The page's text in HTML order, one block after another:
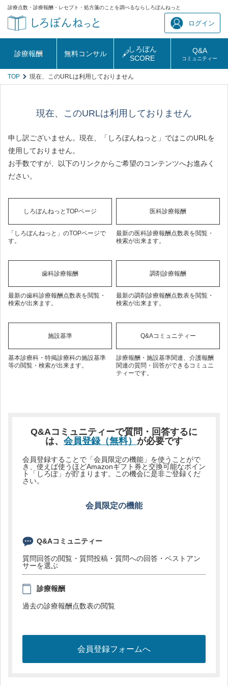
診療点数・診療報酬・レセプト・処方箋のことを調べるならしろぼんねっと
ログイン
診療報酬 無料コンサル
しろぼん
SCORE
Q&A
コミュニティー
TOP 現在、このURLは利用しておりません
現在、このURLは利用しておりません
申し訳ございません。現在、「しろぼんねっと」ではこのURLを
使用しておりません。
お手数ですが、以下のリンクからご希望のコンテンツへお進みく
ださい。
しろぼんねっとTOPページ
「しろぼんねっと」のTOPページで
す。
医科診療報酬
最新の医科診療報酬点数表を閲覧・
検索が出来ます。
歯科診療報酬
最新の歯科診療報酬点数表を閲覧・
検索が出来ます。
調剤診療報酬
最新の調剤診療報酬点数表を閲覧・
検索が出来ます。
施設基準
基本診療科・特掲診療科の施設基準
等の閲覧・検索が出来ます。
Q&Aコミュニティー
診療報酬・施設基準関連、介護報酬
関連の質問・回答ができるコミュニ
ティーです。
Q&Aコミュニティーで質問・回答するに
は、 会員登録（無料） が必要です
会員登録することで「会員限定の機能」を使うことがで
き、使えば使うほどAmazonギフト券と交換可能なポイン
ト「しろぽ」が貯まります。この機会に是非ご登録くだ
さい。
会員限定の機能
Q&Aコミュニティー
質問回答の閲覧・質問投稿・質問への回答・ベストアン
サーを選ぶ
診療報酬
過去の診療報酬点数表の閲覧
会員登録フォームへ